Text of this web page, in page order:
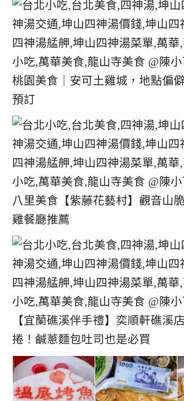
桃園美食｜安可土雞城，地點偏
預訂
八里美食【紫藤花藝村】觀音山
雞餐廳推薦
【宜蘭礁溪伴手禮】奕順軒礁溪
捲！鹹蔥麵包吐司也是必買